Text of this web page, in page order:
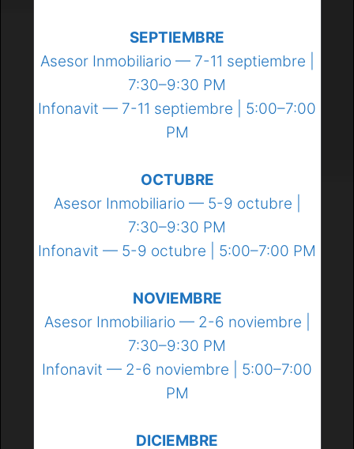
SEPTIEMBRE
Asesor Inmobiliario — 7-11 septiembre |
7:30–9:30 PM
Infonavit — 7-11 septiembre | 5:00–7:00
PM
OCTUBRE
Asesor Inmobiliario — 5-9 octubre |
7:30–9:30 PM
Infonavit — 5-9 octubre | 5:00–7:00 PM
NOVIEMBRE
Asesor Inmobiliario — 2-6 noviembre |
7:30–9:30 PM
Infonavit — 2-6 noviembre | 5:00–7:00
PM
DICIEMBRE